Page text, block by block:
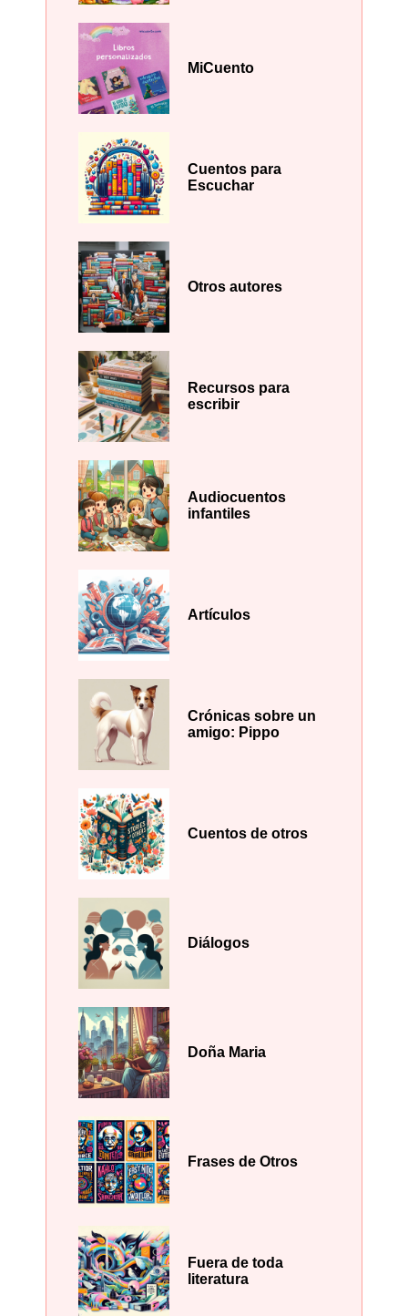
MiCuento
Cuentos para
Escuchar
Otros autores
Recursos para
escribir
Audiocuentos
infantiles
Artículos
Crónicas sobre un
amigo: Pippo
Cuentos de otros
Diálogos
Doña Maria
Frases de Otros
Fuera de toda
literatura